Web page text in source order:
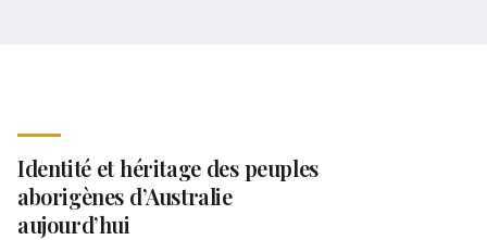
Identité et héritage des peuples
aborigènes d’Australie
aujourd’hui